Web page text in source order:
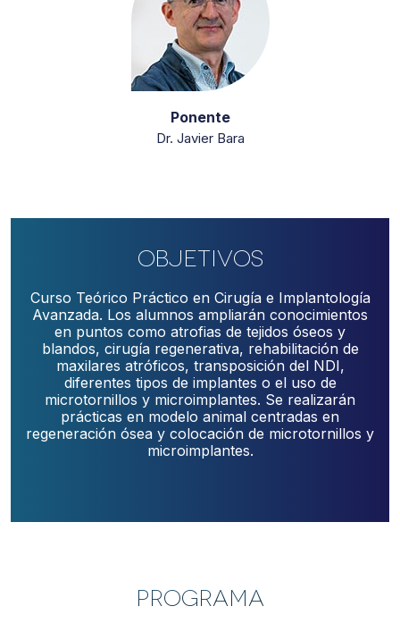
Ponente
Dr. Javier Bara
Objetivos
Curso Teórico Práctico en Cirugía e Implantología
Avanzada. Los alumnos ampliarán conocimientos
en puntos como atrofias de tejidos óseos y
blandos, cirugía regenerativa, rehabilitación de
maxilares atróficos, transposición del NDI,
diferentes tipos de implantes o el uso de
microtornillos y microimplantes. Se realizarán
prácticas en modelo animal centradas en
regeneración ósea y colocación de microtornillos y
microimplantes.
PROGRAMA